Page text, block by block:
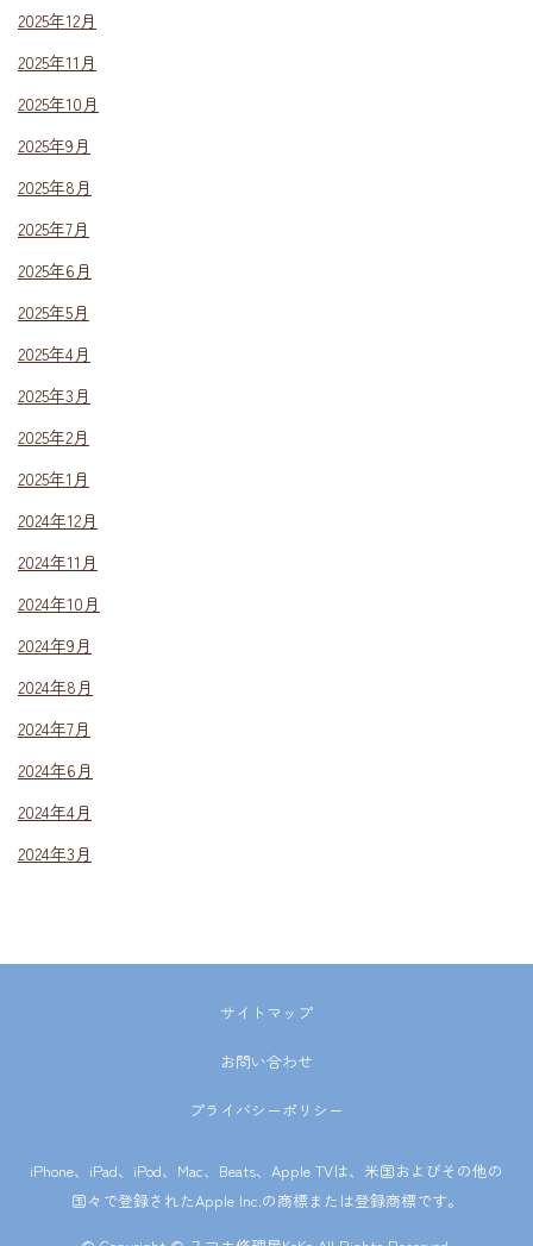
2025年12月
2025年11月
2025年10月
2025年9月
2025年8月
2025年7月
2025年6月
2025年5月
2025年4月
2025年3月
2025年2月
2025年1月
2024年12月
2024年11月
2024年10月
2024年9月
2024年8月
2024年7月
2024年6月
2024年4月
2024年3月
サイトマップ
お問い合わせ
プライバシーポリシー
iPhone、iPad、iPod、Mac、Beats、Apple TVは、米国およびその他の
国々で登録されたApple Inc.の商標または登録商標です。